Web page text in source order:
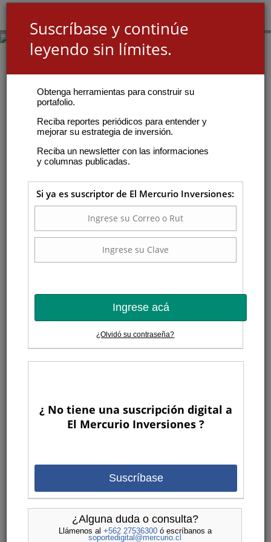
Suscríbase y continúe
leyendo sin límites.
Obtenga herramientas para construir su
portafolio.
Reciba reportes periódicos para entender y
mejorar su estrategia de inversión.
Reciba un newsletter con las informaciones
y columnas publicadas.
Si ya es suscriptor de El Mercurio Inversiones:
Ingrese acá
¿Olvidó su contraseña?
¿ No tiene una suscripción digital a
El Mercurio Inversiones ?
Suscríbase
¿Alguna duda o consulta?
Llámenos al +562 27536300ó escríbanos a
soportedigital@mercurio.cl